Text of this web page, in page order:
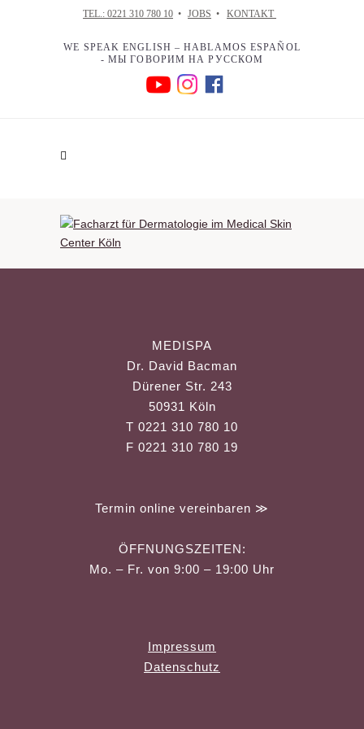
TEL.: 0221 310 780 10 • JOBS • KONTAKT
WE SPEAK ENGLISH – HABLAMOS ESPAÑOL
- МЫ ГОВОРИМ НА РУССКОМ
MEDISPA
Dr. David Bacman
Dürener Str. 243
50931 Köln
T 0221 310 780 10
F 0221 310 780 19
Termin online vereinbaren ≫
ÖFFNUNGSZEITEN:
Mo. – Fr. von 9:00 – 19:00 Uhr
Impressum
Datenschutz